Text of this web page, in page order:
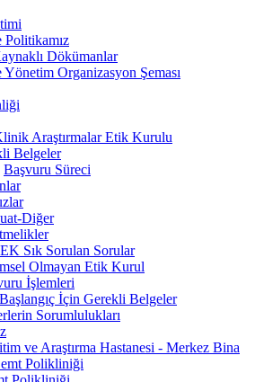
Politikamız
Dökümanlar
Organizasyon Şeması
Araştırmalar Etik Kurulu
Belgeler
Başvuru Süreci
Diğer
Sık Sorulan Sorular
Olmayan Etik Kurul
İşlemleri
İçin Gerekli Belgeler
Sorumlulukları
ve Araştırma Hastanesi - Merkez Bina
Polikliniği